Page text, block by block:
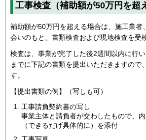
工事検査（補助額が50万円を超
補助額が50万円を超える場合は、施工業者
会いのもと、書類検査および現地検査を受
検査は、事業が完了した後2週間以内に行
までに下記の書類を提出いただきますので
す。
【提出書類の例】（写しも可）
工事請負契約書の写し
事業主体と請負者が交わしたもので、
（できるだげ具体的に）を添付